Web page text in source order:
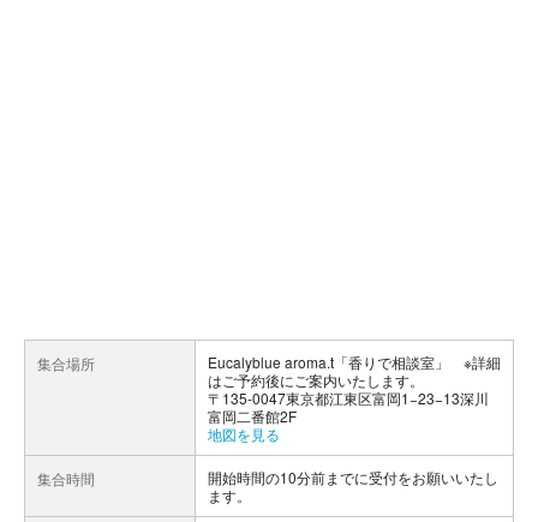
集合場所
Eucalyblue aroma.t「香りで相談室」 ※詳細
はご予約後にご案内いたします。
〒135-0047東京都江東区富岡1−23−13深川
富岡二番館2F
地図を見る
集合時間
開始時間の10分前までに受付をお願いいたし
ます。